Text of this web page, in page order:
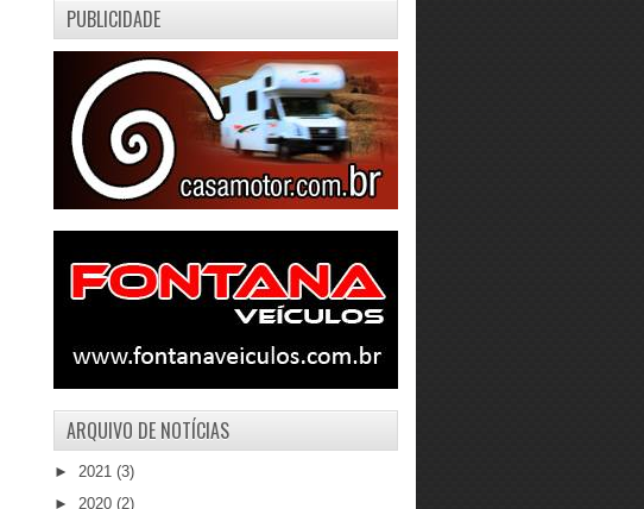
PUBLICIDADE
ARQUIVO DE NOTÍCIAS
► 2021 (3)
► 2020 (2)